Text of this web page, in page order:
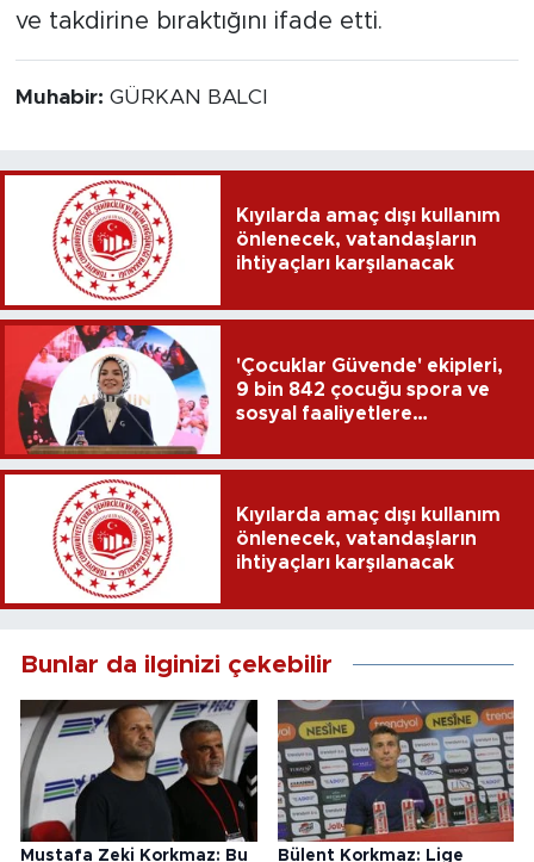
ve takdirine bıraktığını ifade etti.
Muhabir: GÜRKAN BALCI
Kıyılarda amaç dışı kullanım
önlenecek, vatandaşların
ihtiyaçları karşılanacak
'Çocuklar Güvende' ekipleri,
9 bin 842 çocuğu spora ve
sosyal faaliyetlere
Kıyılarda amaç dışı kullanım
önlenecek, vatandaşların
ihtiyaçları karşılanacak
Bunlar da ilginizi çekebilir
Mustafa Zeki Korkmaz: Bu Bülent Korkmaz: Lige